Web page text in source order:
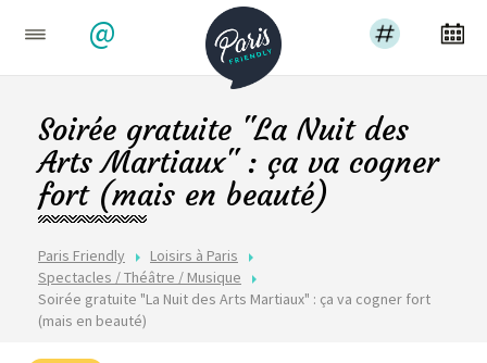
@
Paris Friendly
Loisirs à Paris
Spectacles / Théâtre / Musique
Soirée gratuite "La Nuit des Arts Martiaux" : ça va cogner fort
(mais en beauté)
Soirée gratuite "La Nuit des
Arts Martiaux" : ça va cogner
fort (mais en beauté)